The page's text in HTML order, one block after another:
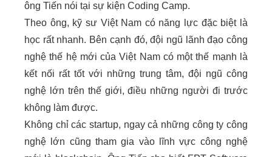
ông Tiến nói tại sự kiện Coding Camp.
Theo ông, kỹ sư Việt Nam có năng lực đặc biệt là
học rất nhanh. Bên cạnh đó, đội ngũ lãnh đạo công
nghệ thế hệ mới của Việt Nam có một thế mạnh là
kết nối rất tốt với những trung tâm, đội ngũ công
nghệ lớn trên thế giới, điều những người đi trước
không làm được.
Không chỉ các startup, ngay cả những công ty công
nghệ lớn cũng tham gia vào lĩnh vực công nghệ